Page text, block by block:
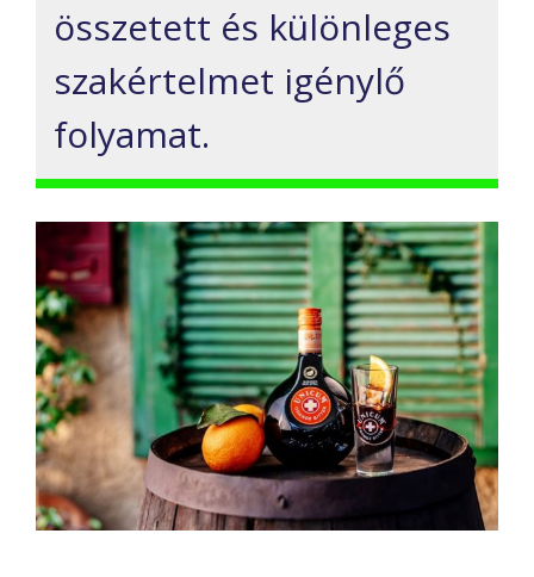
összetett és különleges
szakértelmet igénylő
folyamat.